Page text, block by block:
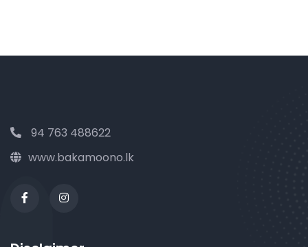
94 763 488622
www.bakamoono.lk